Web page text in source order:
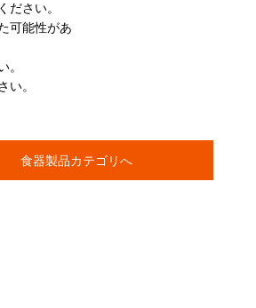
ださい。
可能性があ
。
い。
食器製品カテゴリへ